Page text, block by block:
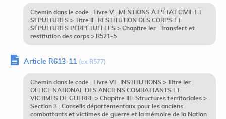
Chemin dans le code : Livre V : MENTIONS À L'ÉTAT CIVIL ET
SEPULTURES > Titre II : RESTITUTION DES CORPS ET
SÉPULTURES PERPÉTUELLES > Chapitre Ier : Transfert et
restitution des corps > R521-5
Article R613-11 (ex R577)
Chemin dans le code : Livre VI : INSTITUTIONS > Titre Ier :
OFFICE NATIONAL DES ANCIENS COMBATTANTS ET
VICTIMES DE GUERRE > Chapitre III : Structures territoriales >
Section 3 : Conseils départementaux pour les anciens
combattants et victimes de guerre et la mémoire de la Nation